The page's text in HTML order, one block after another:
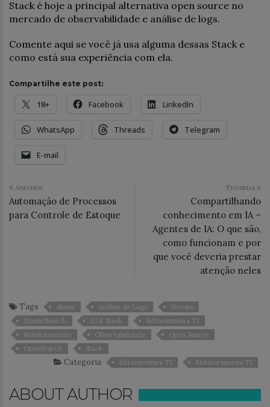
Stack é hoje a principal alternativa open source no
mercado de observabilidade e análise de logs.
Comente aqui se você já usa alguma dessas Stack e
como está sua experiência com ela.
Compartilhe este post:
18+ Facebook LinkedIn
WhatsApp Threads Telegram
E-mail
Anterior
Automação de Processos
para Controle de Estoque
Próxima
Compartilhando
conhecimento em IA –
Agentes de IA: O que são,
como funcionam e por
que você deveria prestar
atenção neles
Tags 4linux Análise de Logs
Devops
ElasticSearch
ELK Stack
Infraestrutura TI
Monitoramento
Observabilidade
Open Source
OpenSearch
Stack
Categoria Infraestrutura TI Monitoramento TI
ABOUT AUTHOR